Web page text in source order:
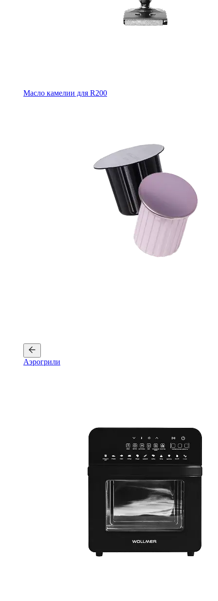
Масло камелии для R200
Аэрогрили